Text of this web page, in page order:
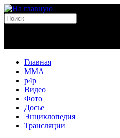
Главная
MMA
p4p
Видео
Фото
Досье
Энциклопедия
Трансляции